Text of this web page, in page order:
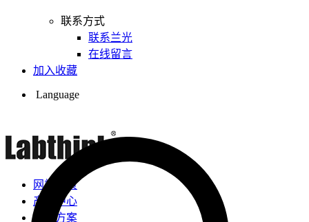
联系方式
联系兰光
在线留言
加入收藏
Language
网站首页
产品中心
解决方案